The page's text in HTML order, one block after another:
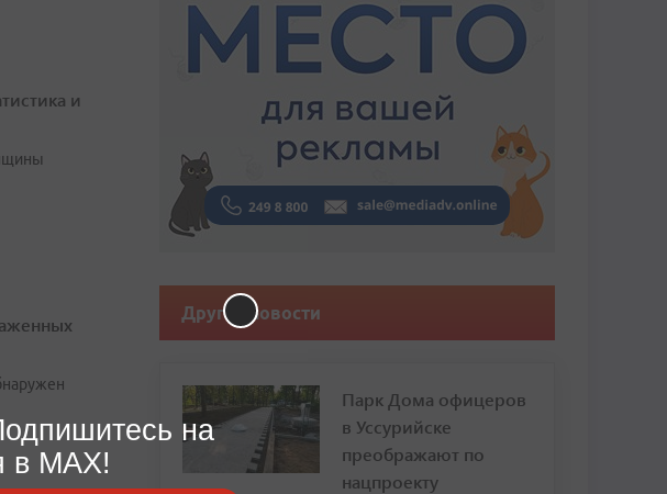
и
Другие новости
Парк Дома офицеров
в Уссурийске
преображают по
нацпроекту
на
в MAX!